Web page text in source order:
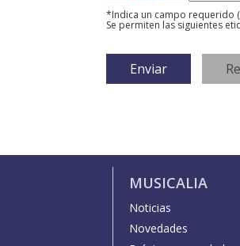
*Indica un campo requerido
Se permiten las siguientes
MUSICALIA
Noticias
Novedades